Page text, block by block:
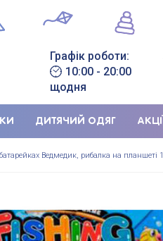
Графік роботи:
10:00 - 20:00
щодня
ДИТЯЧИЙ ОДЯГ
Ведмедик, рибалка на планшеті